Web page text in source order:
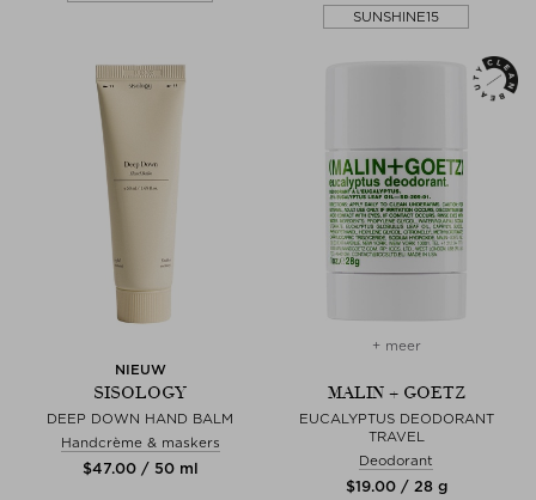
SUNSHINE15
NIEUW
SISOLOGY
DEEP DOWN HAND BALM
Handcrème & maskers
$‌47.00 / 50 ml
+ meer
MALIN + GOETZ
EUCALYPTUS DEODORANT
TRAVEL
Deodorant
$‌19.00 / 28 g